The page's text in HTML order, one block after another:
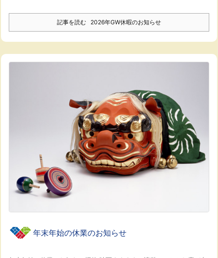
記事を読む 2026年GW休暇のお知らせ
年末年始の休業のお知らせ